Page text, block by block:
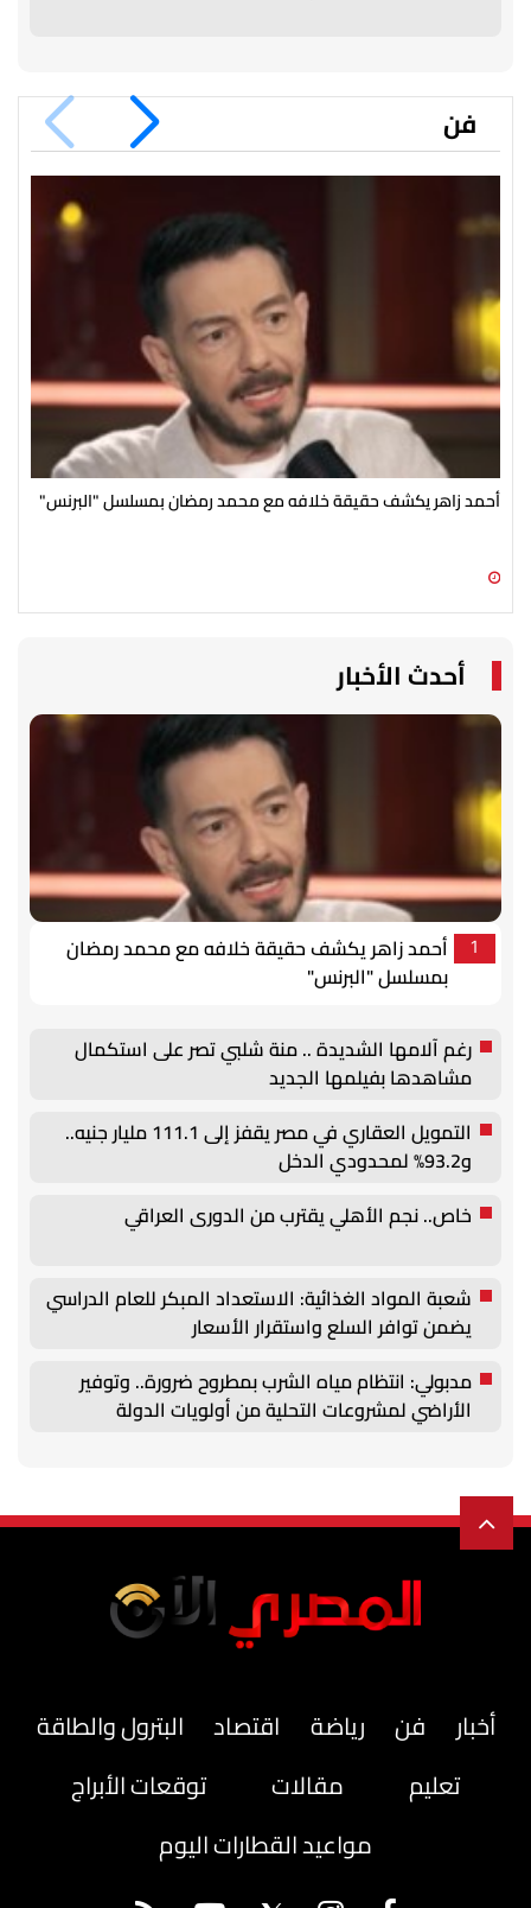
فن
أحمد زاهر يكشف حقيقة خلافه مع محمد رمضان بمسلسل "البرنس"
أحدث الأخبار
1
أحمد زاهر يكشف حقيقة خلافه مع محمد رمضان
بمسلسل "البرنس"
رغم آلامها الشديدة .. منة شلبي تصر على استكمال
مشاهدها بفيلمها الجديد
التمويل العقاري في مصر يقفز إلى 111.1 مليار جنيه..
و93.2% لمحدودي الدخل
خاص.. نجم الأهلي يقترب من الدورى العراقي
شعبة المواد الغذائية: الاستعداد المبكر للعام الدراسي
يضمن توافر السلع واستقرار الأسعار
مدبولي: انتظام مياه الشرب بمطروح ضرورة.. وتوفير
الأراضي لمشروعات التحلية من أولويات الدولة
أخبار فن رياضة اقتصاد
البترول والطاقة
تعليم
مقالات
توقعات الأبراج
مواعيد القطارات اليوم